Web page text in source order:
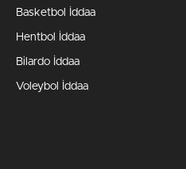
Basketbol İddaa
Hentbol İddaa
Bilardo İddaa
Voleybol İddaa